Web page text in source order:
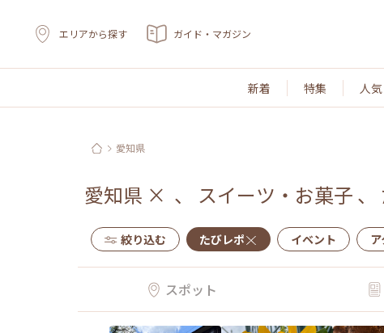
エリアから探す ガイド・マガジン
新着 特集 人気
愛知県
愛知県 × 、 スイーツ・お菓子 、
絞り込む たびレポ イベント
スポット